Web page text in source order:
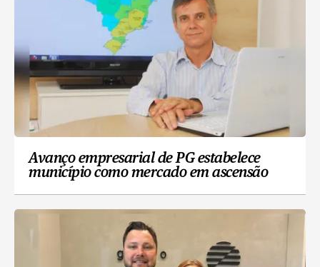
Avanço empresarial de PG estabelece
município como mercado em ascensão